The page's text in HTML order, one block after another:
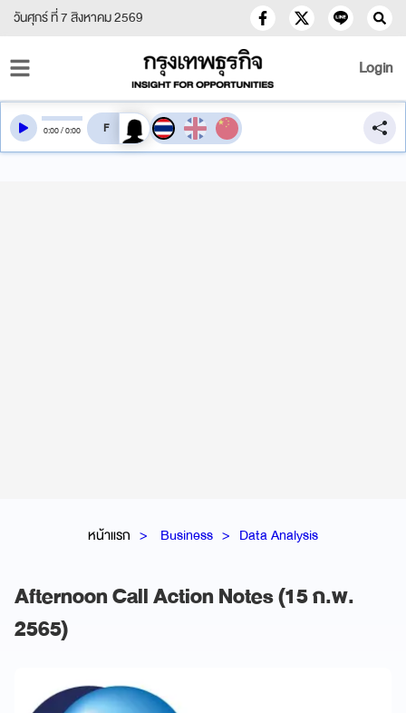
วันศุกร์ ที่ 7 สิงหาคม 2569
Login
หน้าแรก Business Data Analysis
Afternoon Call Action Notes (15 ก.พ.
2565)
0:00/0:00 สลับเสียงอ่าน